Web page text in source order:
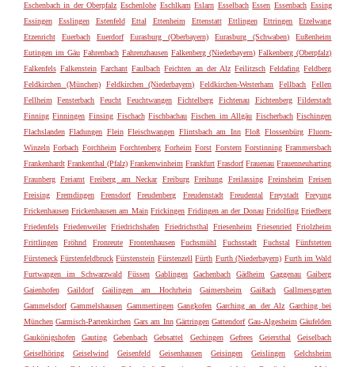
Eschenbach in der Oberpfalz Eschenlohe Eschlkam Eslarn Esselbach Essen Essenbach Essing
Essingen
Esslingen Estenfeld Ettal Ettenheim Ettenstatt Ettlingen Ettringen
Etzelwang
Etzenricht
Euerbach Euerdorf Eurasburg (Oberbayern) Eurasburg (Schwaben)
Eußenheim
Eutingen im Gäu Fahrenbach Fahrenzhausen Falkenberg (Niederbayern) Falkenberg (Oberpfalz)
Falkenfels Falkenstein Farchant Faulbach Feichten an der Alz Feilitzsch Feldafing Feldberg
Feldkirchen (München)
Feldkirchen (Niederbayern) Feldkirchen-Westerham Fellbach
Fellen
Fellheim
Fensterbach Feucht Feuchtwangen Fichtelberg Fichtenau Fichtenberg
Filderstadt
Finning Finningen Finsing Fischach Fischbachau Fischen im Allgäu Fischerbach Fischingen
Flachslanden Fladungen Flein Fleischwangen Flintsbach am Inn Floß Flossenbürg Fluorn-
Winzeln Forbach Forchheim Forchtenberg Forheim Forst Forstern Forstinning Frammersbach
Frankenhardt Frankenthal (Pfalz) Frankenwinheim Frankfurt Frasdorf Frauenau Frauenneuharting
Fraunberg Freiamt Freiberg am Neckar Freiburg Freihung Freilassing Freinsheim
Freisen
Freising
Fremdingen Frensdorf Freudenberg Freudenstadt Freudental Freystadt
Freyung
Frickenhausen Frickenhausen am Main Frickingen Fridingen an der Donau Fridolfing Friedberg
Friedenfels Friedenweiler Friedrichshafen Friedrichsthal Friesenheim Friesenried Friolzheim
Frittlingen
Fröhnd Fronreute Frontenhausen Fuchsmühl Fuchsstadt Fuchstal
Fünfstetten
Fürsteneck Fürstenfeldbruck Fürstenstein Fürstenzell Fürth Furth (Niederbayern) Furth im Wald
Furtwangen im Schwarzwald
Füssen Gablingen Gachenbach Gädheim Gaggenau
Gaiberg
Gaienhofen
Gaildorf Gailingen am Hochrhein Gaimersheim Gaißach
Gallmersgarten
Gammelsdorf Gammelshausen Gammertingen Gangkofen Garching an der Alz Garching bei
München Garmisch-Partenkirchen Gars am Inn Gärtringen Gattendorf Gau-Algesheim Gäufelden
Gaukönigshofen
Gauting Gebenbach Gebsattel Gechingen Gefrees Geiersthal
Geiselbach
Geiselhöring
Geiselwind Geisenfeld Geisenhausen Geisingen Geislingen
Gelchsheim